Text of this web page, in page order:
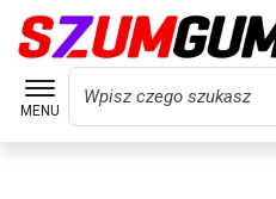
MENU
Wyszukaj